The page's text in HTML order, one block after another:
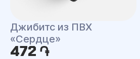
Джибитс из ПВХ
«Сердце»
472 ֏